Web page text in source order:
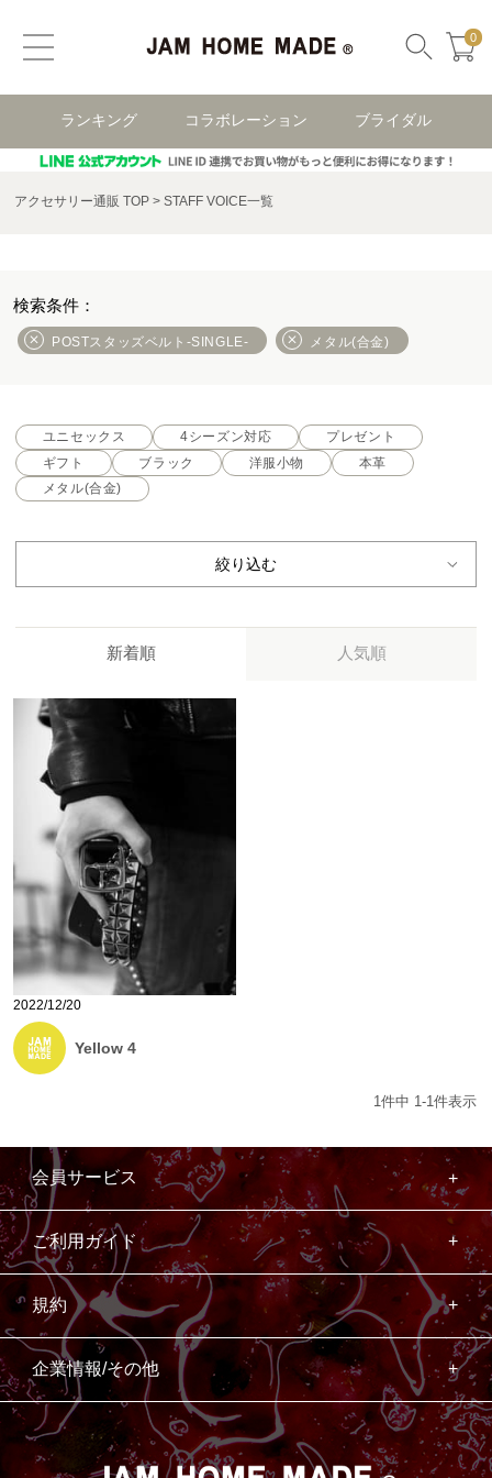
0
ランキング コラボレーション ブライダル
アクセサリー通販 TOP STAFF VOICE一覧
POSTスタッズベルト-SINGLE- メタル(合金)
ユニセックス 4シーズン対応
プレゼント
ギフト
ブラック 洋服小物
本革
メタル(合金)
絞り込む
新着順 人気順
2022/12/20
Yellow 4
1件中 1-1件表示
会員サービス
ご利用ガイド
規約
企業情報/その他